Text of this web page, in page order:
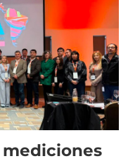
mediciones